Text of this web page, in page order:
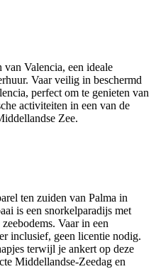
Valencia, een ideale
Vaar veilig in beschermd
perfect om te genieten van
activiteiten in een van de
Zee.
ten zuiden van Palma in
is een snorkelparadijs met
Vaar in een
inclusief, geen licentie nodig.
terwijl je ankert op deze
Middellandse-Zeedag en